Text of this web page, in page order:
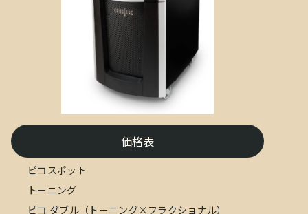
価格表
ピコスポット
トーニング
ピコ ダブル（トーニング×フラクショナル）